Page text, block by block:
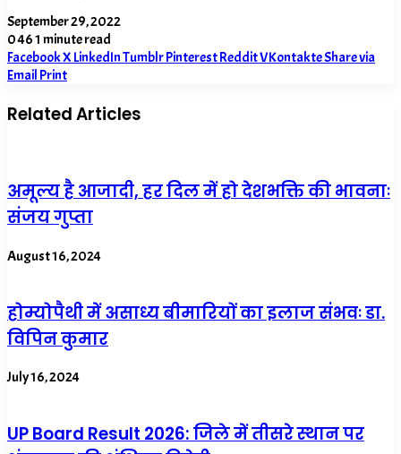
September 29, 2022
0461 minute read
FacebookXLinkedInTumblrPinterestRedditVKontakteShare via
Email Print
Related Articles
अमूल्य है आजादी, हर दिल में हो देशभक्ति की भावनाः
संजय गुप्ता
August 16, 2024
होम्योपैथी में असाध्य बीमारियों का इलाज संभवः डा.
विपिन कुमार
July 16, 2024
UP Board Result 2026: जिले में तीसरे स्थान पर